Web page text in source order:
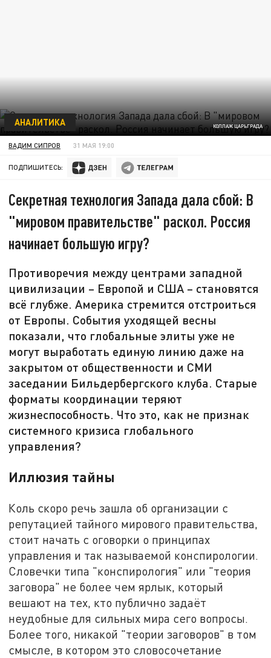
КОЛЛАЖ ЦАРЬГРАДА
АНАЛИТИКА
ВАДИМ СИПРОВ 31 МАЯ 19:00
ПОДПИШИТЕСЬ:
Секретная технология Запада дала сбой: В
"мировом правительстве" раскол. Россия
начинает большую игру?
Противоречия между центрами западной
цивилизации – Европой и США – становятся
всё глубже. Америка стремится отстроиться
от Европы. События уходящей весны
показали, что глобальные элиты уже не
могут выработать единую линию даже на
закрытом от общественности и СМИ
заседании Бильдербергского клуба. Старые
форматы координации теряют
жизнеспособность. Что это, как не признак
системного кризиса глобального
управления?
Иллюзия тайны
Коль скоро речь зашла об организации с
репутацией тайного мирового правительства,
стоит начать с оговорки о принципах
управления и так называемой конспирологии.
Словечки типа "конспирология" или "теория
заговора" не более чем ярлык, который
вешают на тех, кто публично задаёт
неудобные для сильных мира сего вопросы.
Более того, никакой "теории заговоров" в том
смысле, в котором это словосочетание